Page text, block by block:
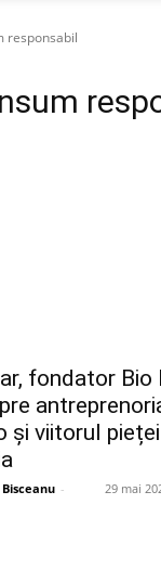
responsabil
fondator
și viitorul
- 29 mai